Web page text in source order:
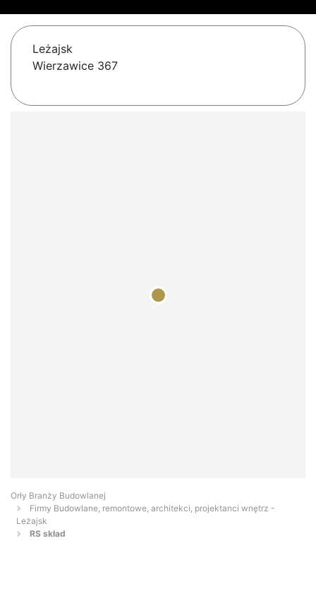
Leżajsk
Wierzawice 367
Orły Branży Budowlanej
Firmy Budowlane, remontowe, architekci, projektanci wnętrz -
Leżajsk
RS skład